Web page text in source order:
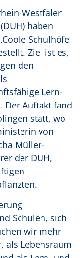
Westfalen
haben
Schulhöfe
Ziel ist es,
den
Lern-
Der Auftakt fand
statt, wo
von
Müller-
der DUH,
Schulen, sich
wir mehr
als Lebensraum